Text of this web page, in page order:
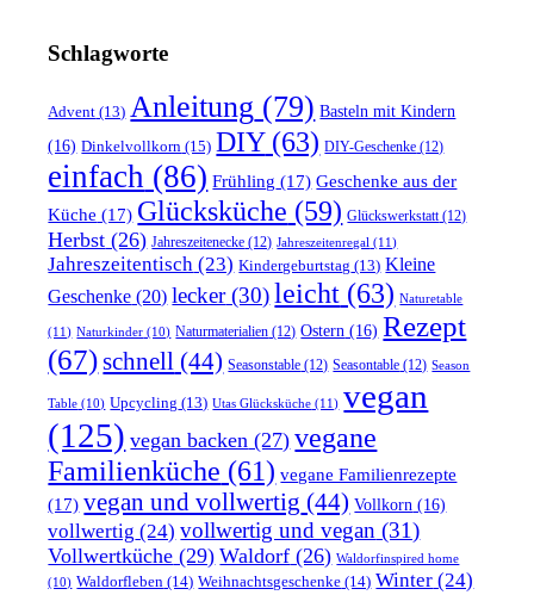
Schlagworte
Advent (13) Anleitung (79) Basteln mit Kindern
(16) Dinkelvollkorn (15) DIY(63) DIY-Geschenke (12)
einfach (86) Frühling (17) Geschenke aus der
Küche (17) Glücksküche (59) Glückswerkstatt (12)
Herbst (26) Jahreszeitenecke (12) Jahreszeitenregal (11)
Jahreszeitentisch (23) Kindergeburtstag (13) Kleine
Geschenke (20) lecker(30) leicht (63) Naturetable
(11) Naturkinder (10) Naturmaterialien (12) Ostern (16) Rezept
(67)schnell (44) Seasonstable (12) Seasontable (12) Season
Table (10) Upcycling (13) Utas Glücksküche (11) vegan
(125) vegan backen (27) vegane
Familienküche (61) vegane Familienrezepte
(17) vegan und vollwertig (44) Vollkorn (16)
vollwertig (24) vollwertig und vegan (31)
Vollwertküche (29) Waldorf (26) Waldorfinspired home
(10) Waldorfleben (14) Weihnachtsgeschenke (14) Winter (24)